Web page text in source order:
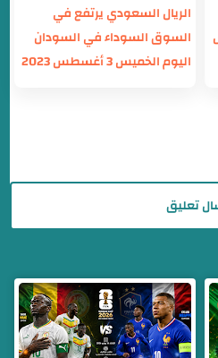
الريال السعودي يرتفع في
السوق السوداء في السودان
اليوم الخميس 3 أغسطس 2023
تعليق